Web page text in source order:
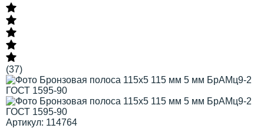
(37)
Артикул: 114764